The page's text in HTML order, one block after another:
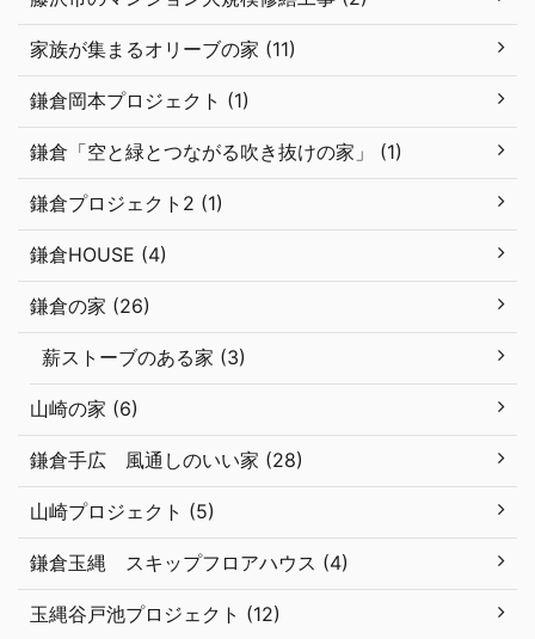
家族が集まるオリーブの家 (11)
鎌倉岡本プロジェクト (1)
鎌倉「空と緑とつながる吹き抜けの家」 (1)
鎌倉プロジェクト2 (1)
鎌倉HOUSE (4)
鎌倉の家 (26)
薪ストーブのある家 (3)
山崎の家 (6)
鎌倉手広 風通しのいい家 (28)
山崎プロジェクト (5)
鎌倉玉縄 スキップフロアハウス (4)
玉縄谷戸池プロジェクト (12)